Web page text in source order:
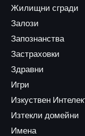
Жилищни сгради
Залози
Запознанства
Застраховки
Здравни
Игри
Изкуствен
Изтекли домейни
Имена